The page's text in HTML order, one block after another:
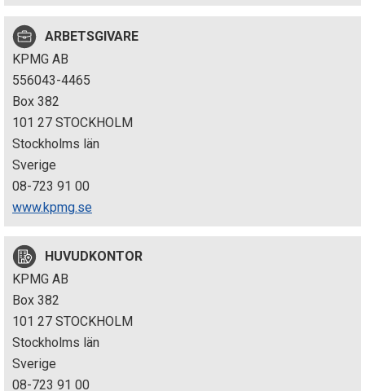
p
e
k
t
i
o
n
e
n
ARBETSGIVARE
KPMG AB
556043-4465
Box 382
101 27 STOCKHOLM
Stockholms län
Sverige
08-723 91 00
www.kpmg.se
HUVUDKONTOR
KPMG AB
Box 382
101 27 STOCKHOLM
Stockholms län
Sverige
08-723 91 00